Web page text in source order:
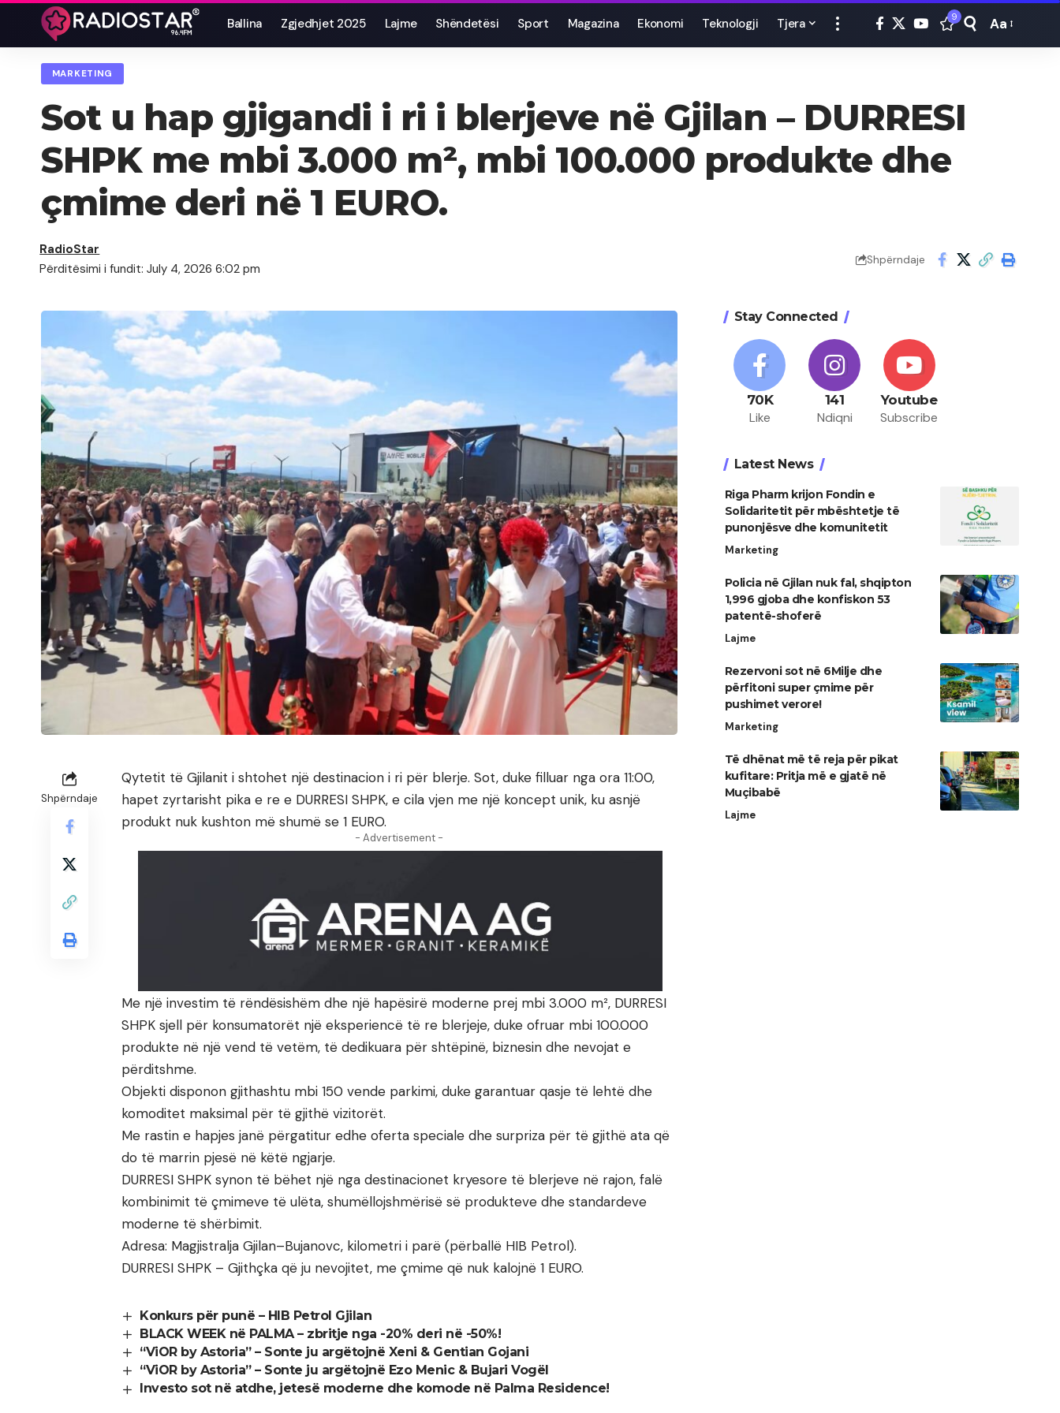
Ballina Zgjedhjet 2025 Lajme Shëndetësi Sport Magazina Ekonomi Teknologji Tjera 9
Font
Aa
MARKETING
Sot u hap gjigandi i ri i blerjeve në Gjilan – DURRESI
SHPK me mbi 3.000 m², mbi 100.000 produkte dhe
çmime deri në 1 EURO.
Përditësimi i fundit: July 4, 2026 6:02 pm
RadioStar
Shpërndaje
Shpërndaje
Qytetit të Gjilanit i shtohet një destinacion i ri për blerje. Sot, duke filluar nga ora 11:00,
hapet zyrtarisht pika e re e DURRESI SHPK, e cila vjen me një koncept unik, ku asnjë
produkt nuk kushton më shumë se 1 EURO.
- Advertisement -
Me një investim të rëndësishëm dhe një hapësirë moderne prej mbi 3.000 m², DURRESI
SHPK sjell për konsumatorët një eksperiencë të re blerjeje, duke ofruar mbi 100.000
produkte në një vend të vetëm, të dedikuara për shtëpinë, biznesin dhe nevojat e
përditshme.
Objekti disponon gjithashtu mbi 150 vende parkimi, duke garantuar qasje të lehtë dhe
komoditet maksimal për të gjithë vizitorët.
Me rastin e hapjes janë përgatitur edhe oferta speciale dhe surpriza për të gjithë ata që
do të marrin pjesë në këtë ngjarje.
DURRESI SHPK synon të bëhet një nga destinacionet kryesore të blerjeve në rajon, falë
kombinimit të çmimeve të ulëta, shumëllojshmërisë së produkteve dhe standardeve
moderne të shërbimit.
Adresa: Magjistralja Gjilan–Bujanovc, kilometri i parë (përballë HIB Petrol).
DURRESI SHPK – Gjithçka që ju nevojitet, me çmime që nuk kalojnë 1 EURO.
Konkurs për punë – HIB Petrol Gjilan
BLACK WEEK në PALMA – zbritje nga -20% deri në -50%!
“ViOR by Astoria” – Sonte ju argëtojnë Xeni & Gentian Gojani
“ViOR by Astoria” – Sonte ju argëtojnë Ezo Menic & Bujari Vogël
Investo sot në atdhe, jetesë moderne dhe komode në Palma Residence!
Stay Connected
70K
Like
141
Ndiqni
Youtube
Subscribe
Latest News
Riga Pharm krijon Fondin e
Solidaritetit për mbështetje të
punonjësve dhe komunitetit
Marketing
Policia në Gjilan nuk fal, shqipton
1,996 gjoba dhe konfiskon 53
patentë-shoferë
Lajme
Rezervoni sot në 6Milje dhe
përfitoni super çmime për
pushimet verore!
Marketing
Të dhënat më të reja për pikat
kufitare: Pritja më e gjatë në
Muçibabë
Lajme